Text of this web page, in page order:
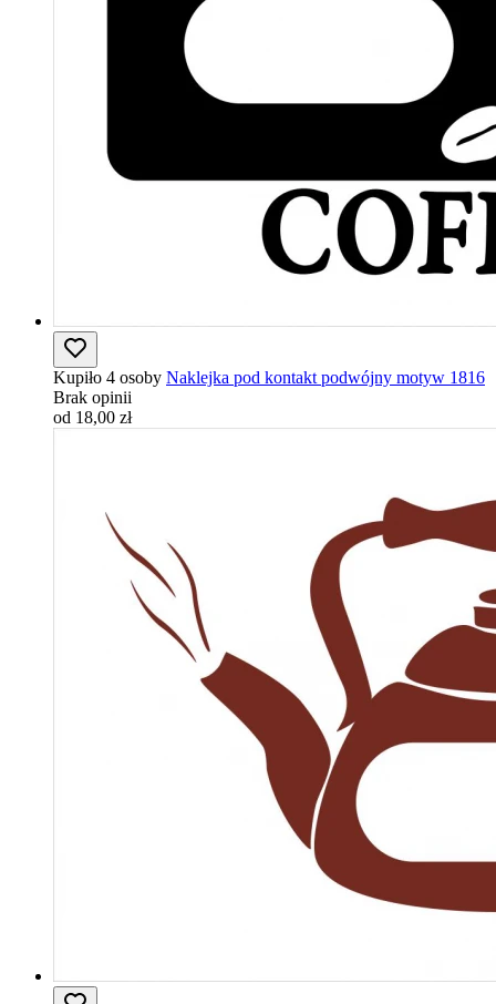
Kupiło 4 osoby Naklejka pod kontakt podwójny motyw 1816
Brak opinii
od 18,00 zł